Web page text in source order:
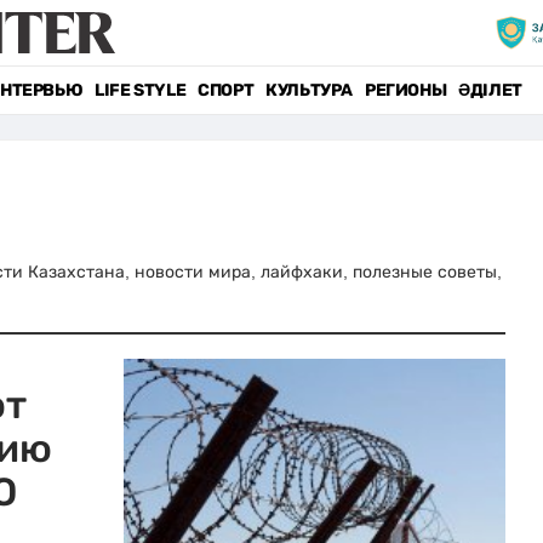
LIFE STYLE СПОРТ КУЛЬТУРА РЕГИОНЫ ӘДІЛЕТ
Казахстана, новости мира, лайфхаки, полезные советы,